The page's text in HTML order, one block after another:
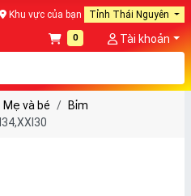
Khu vực của bạn Tỉnh Thái Nguyên
0 Tài khoản
Mẹ và bé
Bỉm